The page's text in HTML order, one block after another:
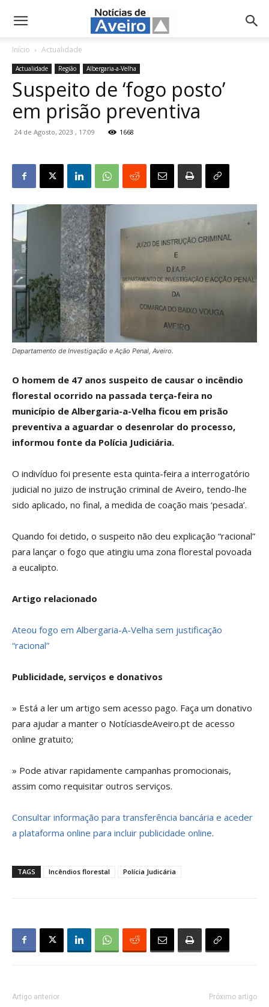
NotíciasdeAveiro.pt
Início Actualidade
Actualidade Região Albergaria-a-Velha
Suspeito de ‘fogo posto’
em prisão preventiva
24 de Agosto, 2023 , 17:09 1668
Departamento de Investigação e Ação Penal, Aveiro.
O homem de 47 anos suspeito de causar o incêndio
florestal ocorrido na passada terça-feira no
município de Albergaria-a-Velha ficou em prisão
preventiva a aguardar o desenrolar do processo,
informou fonte da Polícia Judiciária.
O indivíduo foi presente esta quinta-feira a interrogatório
judicial no juizo de instrução criminal de Aveiro, tendo-lhe
sido aplicado, no final, a medida de coação mais ‘pesada’.
Quando foi detido, o suspeito não deu explicação “racional”
para lançar o fogo que atingiu uma zona florestal povoada
a eucalipto.
Artigo relacionado
Ateou fogo em Albergaria-A-Velha sem justificação
“racional”
Publicidade, serviços e donativos
» Está a ler um artigo sem acesso pago. Faça um donativo
para ajudar a manter o NotíciasdeAveiro.pt de acesso
online gratuito;
» Pode ativar rapidamente campanhas promocionais,
assim como requisitar outros serviços.
Consultar informação para transferência bancária e aceder
a plataforma online para incluir publicidade online.
TAGS Incêndios florestal Polícia Judicária
Artigo anterior Próximo artigo